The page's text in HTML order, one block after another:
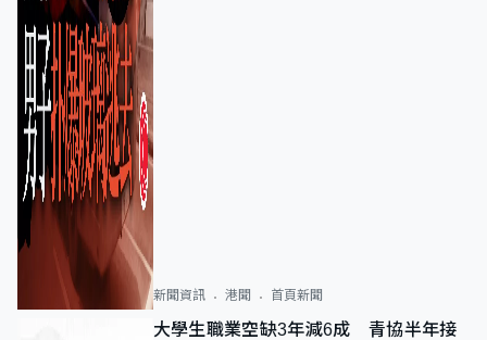
新聞資訊 港聞 首頁新聞
大學生職業空缺3年減6成 青協半年接